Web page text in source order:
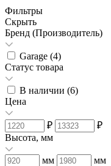
Фильтры
Скрыть
Бренд (Производитель)
Garage (4)
Статус товара
В наличии (6)
Цена
₽
₽
Высота, мм
мм
мм